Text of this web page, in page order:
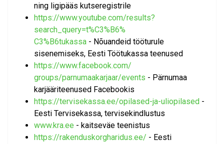
ning ligipääs kutseregistrile
https://www.youtube.com/results?
search_query=t%C3%B6%
C3%B6tukassa - Nõuandeid tööturule
sisenemiseks, Eesti Töötukassa teenused
https://www.facebook.com/
groups/parnumaakarjaar/events - Pärnumaa
karjääriteenused Facebookis
https://tervisekassa.ee/opilased-ja-uliopilased -
Eesti Tervisekassa, tervisekindlustus
www.kra.ee - kaitseväe teenistus
https://rakenduskorgharidus.ee/ - Eesti